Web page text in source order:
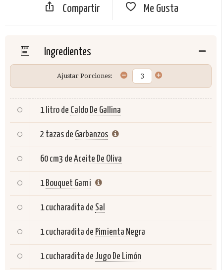
Compartir Me Gusta
Ingredientes
Ajustar Porciones:
1 litro de Caldo De Gallina
2 tazas de Garbanzos
60 cm3 de Aceite De Oliva
1 Bouquet Garni
1 cucharadita de Sal
1 cucharadita de Pimienta Negra
1 cucharadita de Jugo De Limón